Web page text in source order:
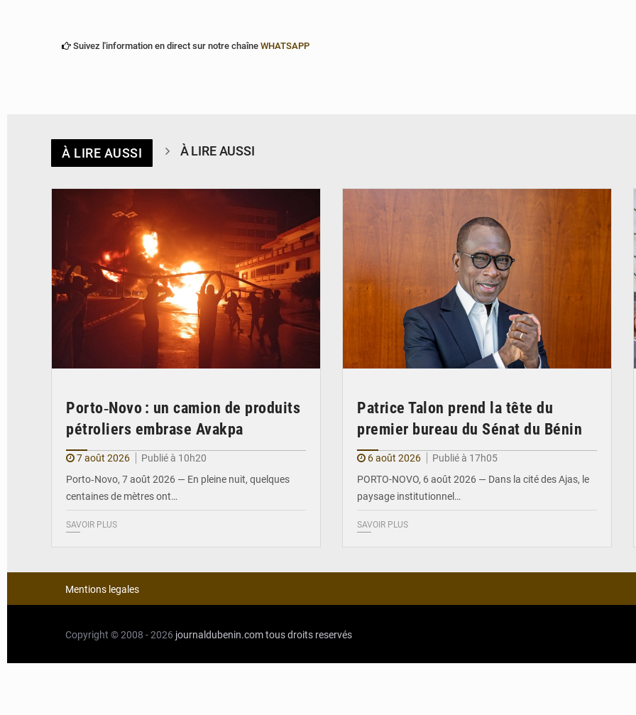
Suivez l'information en direct sur notre chaîne WHATSAPP
À LIRE AUSSI À LIRE AUSSI
Porto‑Novo : un camion de produits
pétroliers embrase Avakpa
7 août 2026
Publié à 10h20
Porto‑Novo, 7 août 2026 — En pleine nuit, quelques
centaines de mètres ont…
SAVOIR PLUS
Patrice Talon prend la tête du
premier bureau du Sénat du Bénin
6 août 2026
Publié à 17h05
PORTO-NOVO, 6 août 2026 — Dans la cité des Ajas, le
paysage institutionnel…
SAVOIR PLUS
Mentions legales
Copyright © 2008 - 2026 journaldubenin.comtous droits reservés